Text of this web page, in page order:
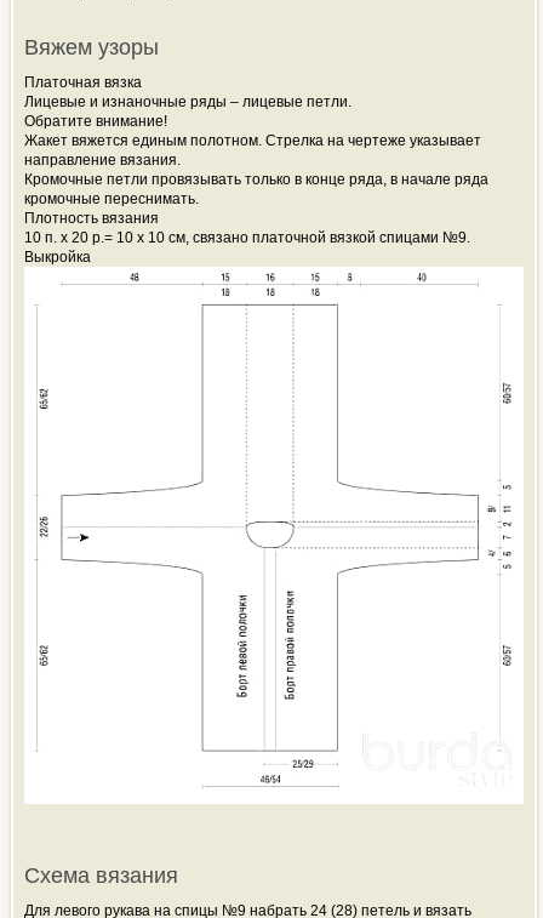
Вяжем узоры
Платочная вязка
Лицевые и изнаночные ряды – лицевые петли.
Обратите внимание!
Жакет вяжется единым полотном. Стрелка на чертеже указывает
направление вязания.
Кромочные петли провязывать только в конце ряда, в начале ряда
кромочные переснимать.
Плотность вязания
10 п. х 20 р.= 10 х 10 см, связано платочной вязкой спицами №9.
Выкройка
Схема вязания
Для левого рукава на спицы №9 набрать 24 (28) петель и вязать